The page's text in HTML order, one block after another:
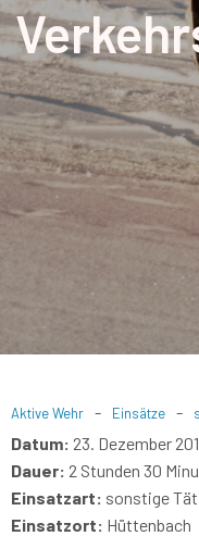
Aktive Wehr - Einsätze -
Datum: 23. Dezember
Dauer: 2 Stunden 30
Einsatzart: sonstige
Einsatzort: Hüttenbach